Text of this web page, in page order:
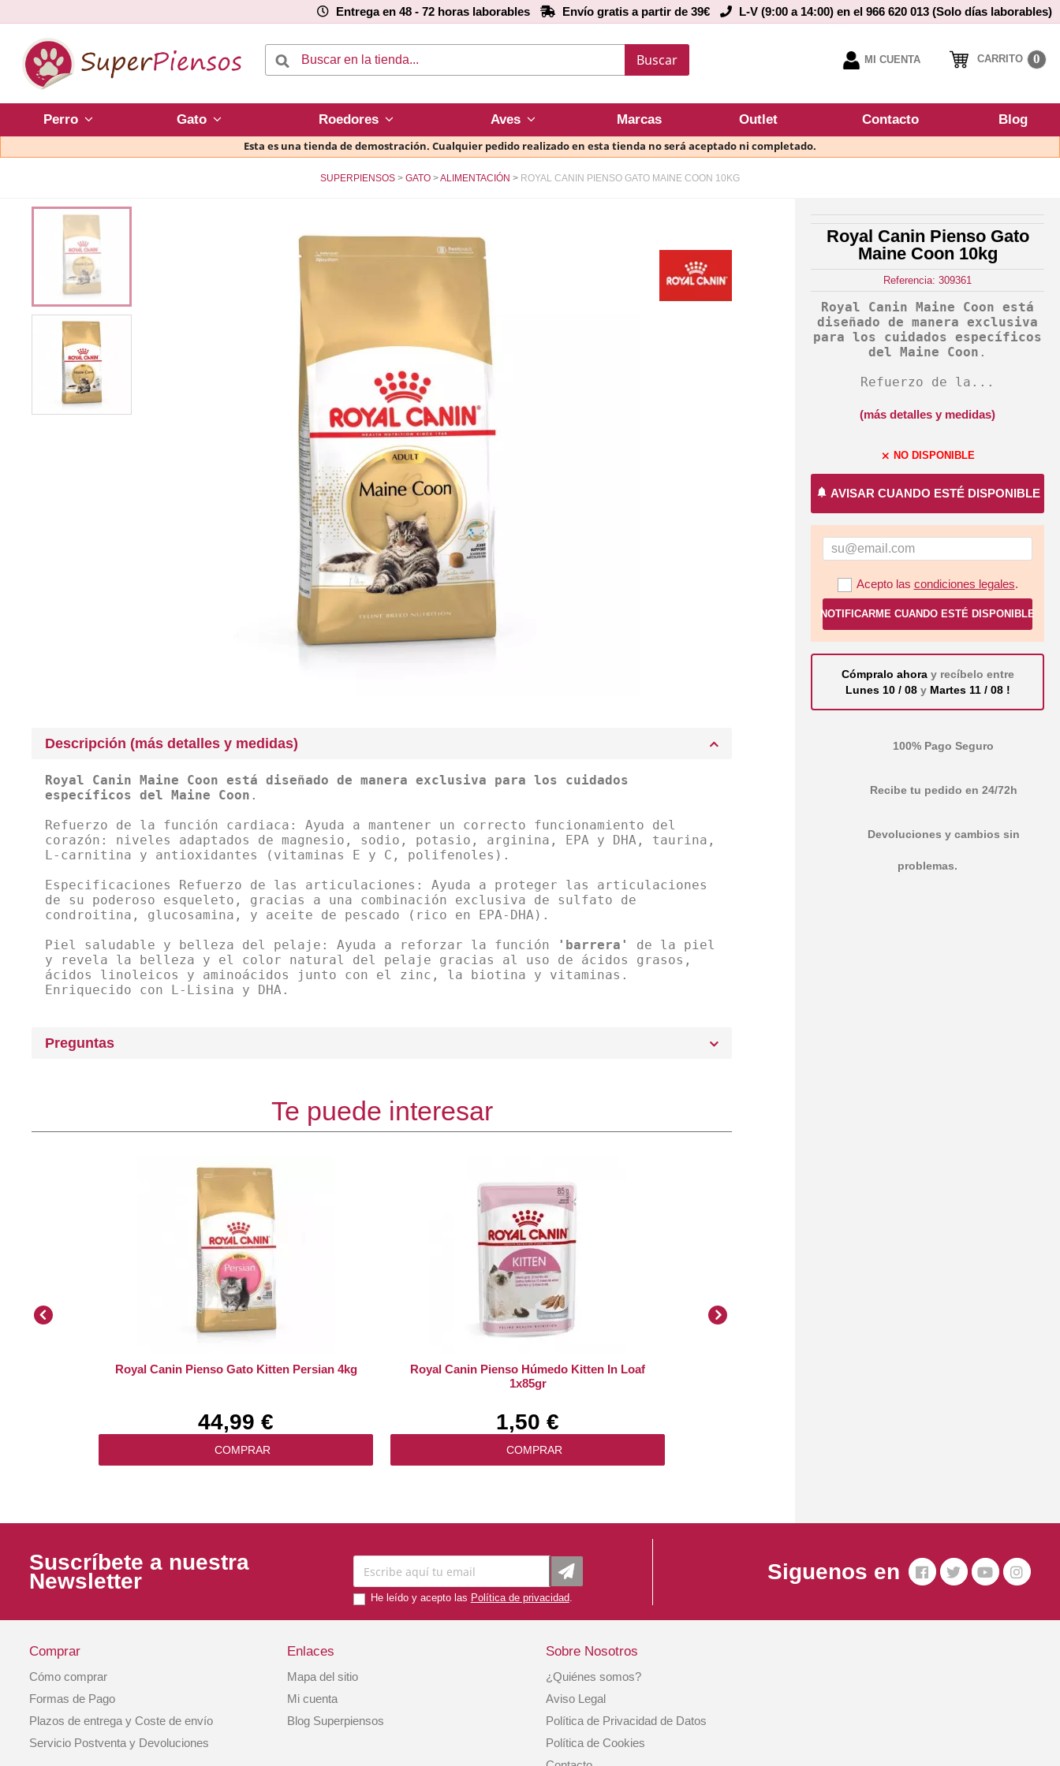
Entrega en 48 - 72 horas laborables Envío gratis a partir de 39€ L-V (9:00 a 14:00) en el 966 620 013 (Solo días laborables)
Buscar MI CUENTA CARRITO 0
Perro Gato Roedores Aves Marcas Outlet Contacto Blog
Esta es una tienda de demostración. Cualquier pedido realizado en esta tienda no será aceptado ni completado.
SUPERPIENSOS GATO ALIMENTACIÓN ROYAL CANIN PIENSO GATO MAINE COON 10KG
Royal Canin Pienso Gato
Maine Coon 10kg
Referencia: 309361
Royal Canin Maine Coon está
diseñado de manera exclusiva
para los cuidados específicos
del Maine Coon .
Refuerzo de la...
(más detalles y medidas)
close NO DISPONIBLE
notifications AVISAR CUANDO ESTÉ DISPONIBLE
Acepto las condiciones legales.
NOTIFICARME CUANDO ESTÉ DISPONIBLE
Cómpralo ahora y recíbelo entre
Lunes 10 / 08 y Martes 11 / 08 !
100% Pago Seguro
Recibe tu pedido en 24/72h
Devoluciones y cambios sin
problemas.
Descripción (más detalles y medidas)
Royal Canin Maine Coon está diseñado de manera exclusiva para los cuidados
específicos del Maine Coon .
Refuerzo de la función cardiaca: Ayuda a mantener un correcto funcionamiento del
corazón: niveles adaptados de magnesio, sodio, potasio, arginina, EPA y DHA, taurina,
L-carnitina y antioxidantes (vitaminas E y C, polifenoles).
Especificaciones Refuerzo de las articulaciones: Ayuda a proteger las articulaciones
de su poderoso esqueleto, gracias a una combinación exclusiva de sulfato de
condroitina, glucosamina, y aceite de pescado (rico en EPA-DHA).
Piel saludable y belleza del pelaje: Ayuda a reforzar la función
'barrera'
de la piel
y revela la belleza y el color natural del pelaje gracias al uso de ácidos grasos,
ácidos linoleicos y aminoácidos junto con el zinc, la biotina y vitaminas.
Enriquecido con L-Lisina y DHA.
Preguntas
Te puede interesar
Royal Canin Pienso Gato Kitten Persian 4kg
44,99 €
COMPRAR
Royal Canin Pienso Húmedo Kitten In Loaf
1x85gr
1,50 €
COMPRAR
Pienso Gato Kitten Lata Atún Con Queso 70
1,29 €
Pienso Gato Sobre Atún Y Caballa En Gelatina
70 Gr. Applaws
1,29 €
Suscríbete a nuestra
Newsletter
He leído y acepto las Política de privacidad.
Siguenos en
Comprar
Cómo comprar
Formas de Pago
Plazos de entrega y Coste de envío
Servicio Postventa y Devoluciones
Enlaces
Mapa del sitio
Mi cuenta
Blog Superpiensos
Sobre Nosotros
¿Quiénes somos?
Aviso Legal
Política de Privacidad de Datos
Política de Cookies